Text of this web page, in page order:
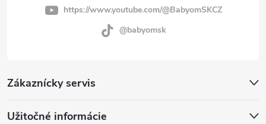
Zákaznícky servis
Užitočné informácie
https://www.youtube.com/@BabyomSKCZ
@babyomsk